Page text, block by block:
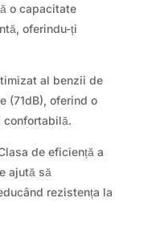
o capacitate
oferindu-ți
al benzii de
(71dB), oferind o
confortabilă.
de eficiență a
ajută să
rezistența la